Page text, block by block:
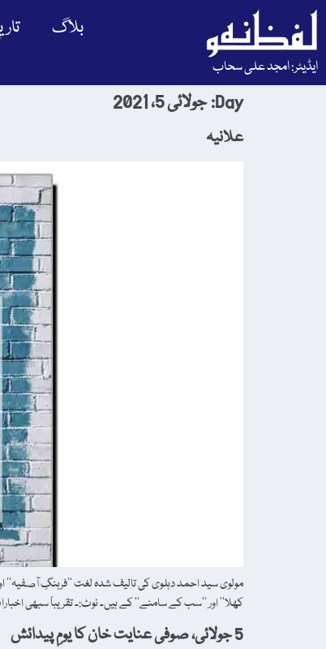
ایڈیٹر: امجد علی سحاب
بلاگ
Day: جولائی 5، 2021
علانیہ
مولوی سید احمد دہلوی کی تالیف شدہ لغت ’’فرہنگِ آصفیہ‘‘ اور
کھلا‘‘ اور ’’سب کے سامنے‘‘ کے ہیں۔ نوٹ:۔ تقریباً سبھی
5 جولائی، صوفی عنایت خان کا یومِ پیدائش